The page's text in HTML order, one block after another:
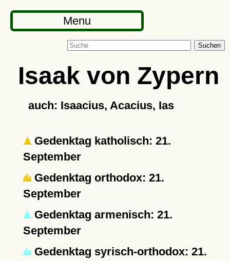
Menu
Suchen
Isaak von Zypern
auch: Isaacius, Acacius, Ias
Gedenktag katholisch: 21.
September
Gedenktag orthodox: 21.
September
Gedenktag armenisch: 21.
September
Gedenktag syrisch-orthodox: 21.